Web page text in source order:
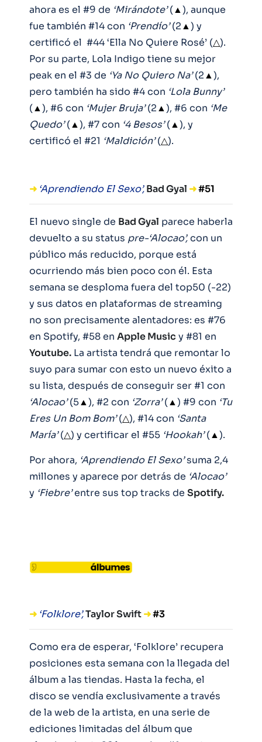
ahora es el #9 de ‘Mirándote’(▲), aunque
fue también #14 con ‘Prendío’(2▲) y
certificó el #44 ‘Ella No Quiere Rosé’ (△).
Por su parte, Lola Indigo tiene su mejor
peak en el #3 de ‘Ya No Quiero Na’(2▲),
pero también ha sido #4 con ‘Lola Bunny’
(▲), #6 con ‘Mujer Bruja’(2▲), #6 con ‘Me
Quedo’(▲), #7 con ‘4 Besos’(▲), y
certificó el #21 ‘Maldición’(△).
➜ ‘Aprendiendo El Sexo’,Bad Gyal ➜#51
El nuevo single de Bad Gyal parece haberla
devuelto a su status pre-‘Alocao’,con un
público más reducido, porque está
ocurriendo más bien poco con él. Esta
semana se desploma fuera del top50 (-22)
y sus datos en plataformas de streaming
no son precisamente alentadores: es #76
en Spotify, #58 en Apple Music y #81 en
Youtube. La artista tendrá que remontar lo
suyo para sumar con esto un nuevo éxito a
su lista, después de conseguir ser #1 con
‘Alocao’(5▲), #2 con ‘Zorra’(▲) #9 con ‘Tu
Eres Un Bom Bom’(△), #14 con ‘Santa
María’(△) y certificar el #55 ‘Hookah’(▲).
Por ahora, ‘Aprendiendo El Sexo’suma 2,4
millones y aparece por detrás de ‘Alocao’
y ‘Fiebre’entre sus top tracks de Spotify.
➜ ‘Folklore’,Taylor Swift➜#3
Como era de esperar, ‘Folklore’ recupera
posiciones esta semana con la llegada del
álbum a las tiendas. Hasta la fecha, el
disco se vendía exclusivamente a través
de la web de la artista, en una serie de
ediciones limitadas del álbum que